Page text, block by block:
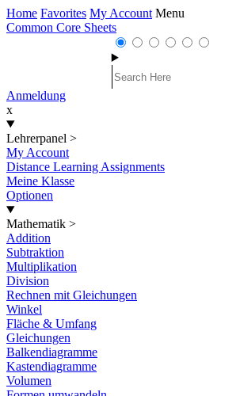
Home Favorites My Account Menu
Common Core Sheets
Anmeldung
x
Lehrerpanel >
My Account
Distance Learning Assignments
Meine Klasse
Optionen
Mathematik >
Addition
Subtraktion
Multiplikation
Division
Rechnen mit Gleichungen
Winkel
Fläche & Umfang
Gleichungen
Balkendiagramme
Kastendiagramme
Volumen